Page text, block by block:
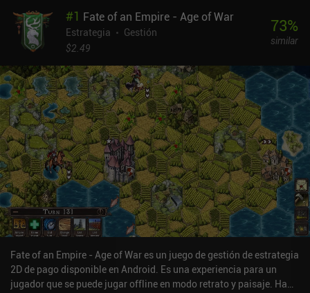
#1 Fate of an Empire - Age of War
Estrategia
Gestión
$2.49
73%
similar
Fate of an Empire - Age of War es un juego de gestión de estrategia
2D de pago disponible en Android. Es una experiencia para un
jugador que se puede jugar offline en modo retrato y paisaje. Ha